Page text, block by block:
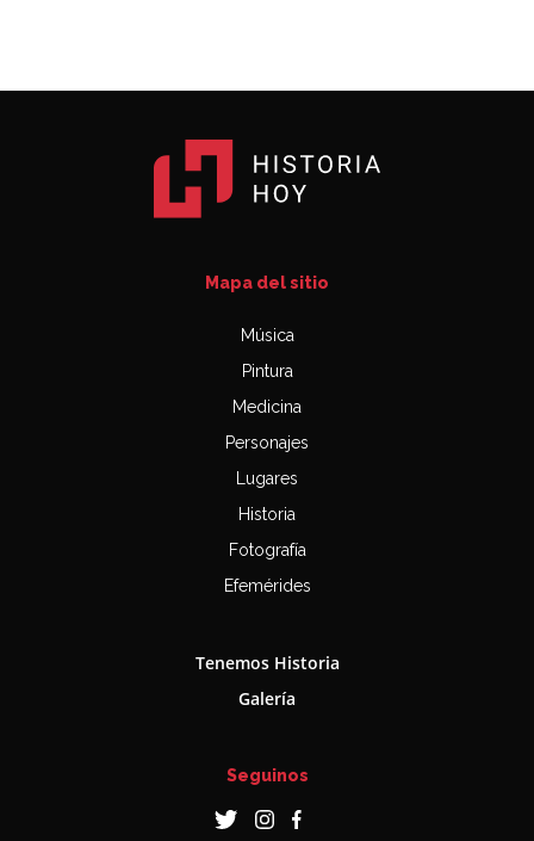
Mapa del sitio
Música
Pintura
Medicina
Personajes
Lugares
Historia
Fotografía
Efemérides
Tenemos Historia
Galería
Seguinos